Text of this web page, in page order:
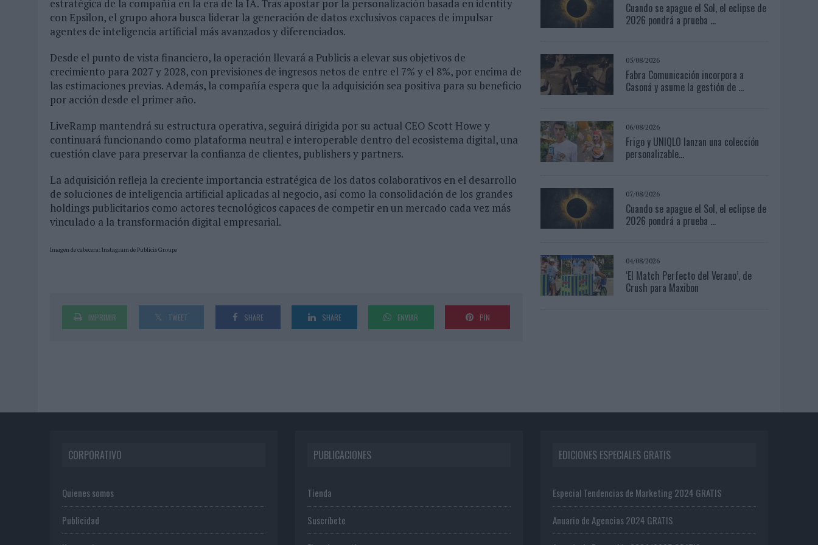
estratégica de la compañía en la era de la IA. Tras apostar por la personalización basada en identity
con Epsilon, el grupo ahora busca liderar la generación de datos exclusivos capaces de impulsar
agentes de inteligencia artificial más avanzados y diferenciados.
Desde el punto de vista financiero, la operación llevará a Publicis a elevar sus objetivos de
crecimiento para 2027 y 2028, con previsiones de ingresos netos de entre el 7% y el 8%, por encima de
las estimaciones previas. Además, la compañía espera que la adquisición sea positiva para su beneficio
por acción desde el primer año.
LiveRamp mantendrá su estructura operativa, seguirá dirigida por su actual CEO Scott Howe y
continuará funcionando como plataforma neutral e interoperable dentro del ecosistema digital, una
cuestión clave para preservar la confianza de clientes, publishers y partners.
La adquisición refleja la creciente importancia estratégica de los datos colaborativos en el desarrollo
de soluciones de inteligencia artificial aplicadas al negocio, así como la consolidación de los grandes
holdings publicitarios como actores tecnológicos capaces de competir en un mercado cada vez más
vinculado a la transformación digital empresarial.
Imagen de cabecera: Instagram de Publicis Groupe
IMPRIMIR TWEET SHARE SHARE ENVIAR PIN
Cuando se apague el Sol, el eclipse de
2026 pondrá a prueba ...
05/08/2026
Fabra Comunicación incorpora a
Casoná y asume la gestión de ...
06/08/2026
Frigo y UNIQLO lanzan una colección
personalizable...
07/08/2026
Cuando se apague el Sol, el eclipse de
2026 pondrá a prueba ...
04/08/2026
‘El Match Perfecto del Verano’, de
Crush para Maxibon
CORPORATIVO
Quienes somos
Publicidad
PUBLICACIONES
Tienda
Suscríbete
EDICIONES ESPECIALES GRATIS
Especial Tendencias de Marketing 2024 GRATIS
Anuario de Agencias 2024 GRATIS